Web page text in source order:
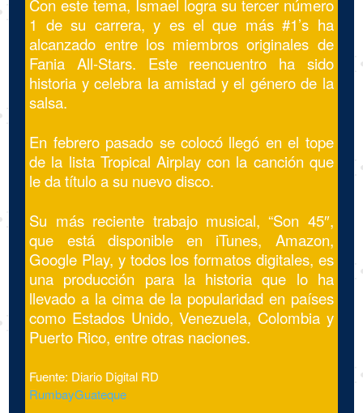
Con este tema, Ismael logra su tercer número
1 de su carrera, y es el que más #1’s ha
alcanzado entre los miembros originales de
Fania All-Stars. Este reencuentro ha sido
historia y celebra la amistad y el género de la
salsa.
En febrero pasado se colocó llegó en el tope
de la lista Tropical Airplay con la canción que
le da título a su nuevo disco.
Su más reciente trabajo musical, “Son 45″,
que está disponible en iTunes, Amazon,
Google Play, y todos los formatos digitales, es
una producción para la historia que lo ha
llevado a la cima de la popularidad en países
como Estados Unido, Venezuela, Colombia y
Puerto Rico, entre otras naciones.
Fuente: Diario Digital RD
RumbayGuateque